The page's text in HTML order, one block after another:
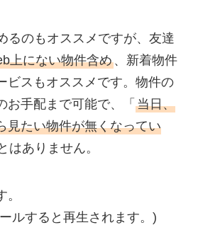
るのもオススメですが、友達
上にない物件含め、新着物件
ビスもオススメです。物件の
お手配まで可能で、「 当日、
見たい物件が無くなってい
はありません。
ルすると再生されます。)